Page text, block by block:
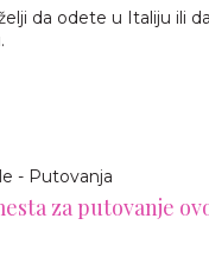
da odete u Italiju ili da
- Putovanja
za putovanje